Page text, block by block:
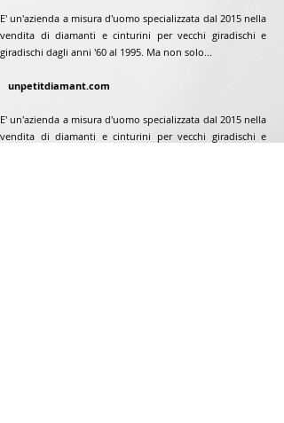
E' un'azienda a misura d'uomo specializzata dal 2015 nella
vendita di diamanti e cinturini per vecchi giradischi e
giradischi dagli anni '60 al 1995. Ma non solo...
unpetitdiamant.com
E' un'azienda a misura d'uomo specializzata dal 2015 nella
vendita di diamanti e cinturini per vecchi giradischi e